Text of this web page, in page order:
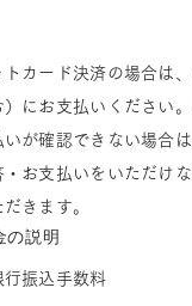
カード決済の場合は
にお支払いください
いが確認できない場合
お支払いをいただけ
きます。
の説明
振込手数料